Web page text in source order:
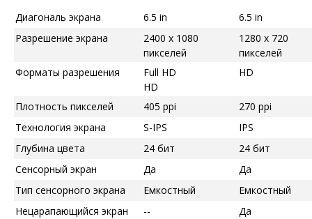
Диагональ экрана
6.5 in
6.5 in
Разрешение экрана
2400 x 1080
пикселей
1280 x 720
пикселей
Форматы разрешения
Full HD
HD
HD
Плотность пикселей 405 ppi
270 ppi
Технология экрана
S-IPS
IPS
Глубина цвета
24 бит
24 бит
Сенсорный экран
Да
Да
Тип сенсорного экрана
Емкостный
Емкостный
Нецарапающийся экран
-- Да